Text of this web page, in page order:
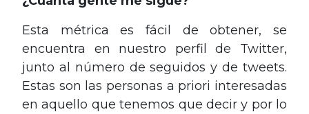
Esta métrica es fácil de obtener, se
encuentra en nuestro perfil de Twitter,
junto al número de seguidos y de tweets.
Estas son las personas a priori interesadas
en aquello que tenemos que decir y por lo